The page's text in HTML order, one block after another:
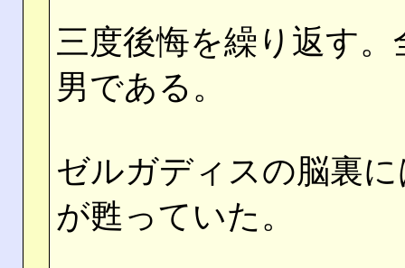
三度後悔を繰り返す
男である。
ゼルガディスの脳裏
が甦っていた。